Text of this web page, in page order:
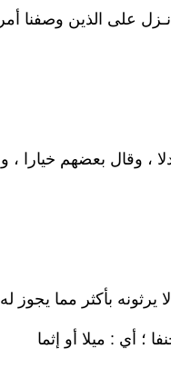
على الذين
وقال بعضهم خيارا ،
يرثونه بأكثر مما
أي : ميلا أو إثما